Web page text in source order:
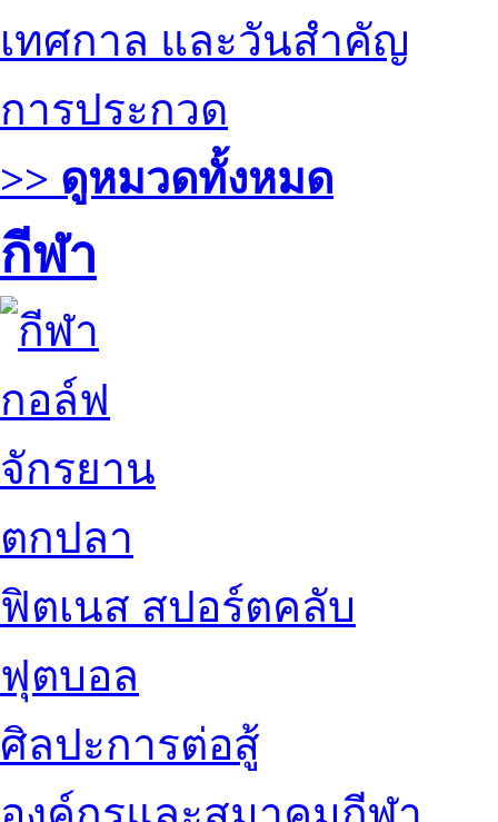
เทศกาล และวันสำคัญ
การประกวด
>> ดูหมวดทั้งหมด
กีฬา
กอล์ฟ
จักรยาน
ตกปลา
ฟิตเนส สปอร์ตคลับ
ฟุตบอล
ศิลปะการต่อสู้